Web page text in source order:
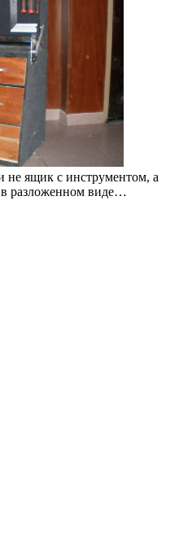
не ящик с инструментом, а
разложенном виде…